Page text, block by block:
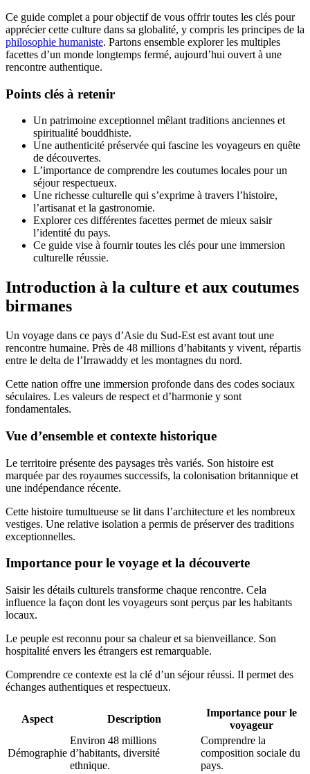
Ce guide complet a pour objectif de vous offrir toutes les clés pour
apprécier cette culture dans sa globalité, y compris les principes de la
philosophie humaniste. Partons ensemble explorer les multiples
facettes d’un monde longtemps fermé, aujourd’hui ouvert à une
rencontre authentique.
Points clés à retenir
Un patrimoine exceptionnel mêlant traditions anciennes et
spiritualité bouddhiste.
Une authenticité préservée qui fascine les voyageurs en quête
de découvertes.
L’importance de comprendre les coutumes locales pour un
séjour respectueux.
Une richesse culturelle qui s’exprime à travers l’histoire,
l’artisanat et la gastronomie.
Explorer ces différentes facettes permet de mieux saisir
l’identité du pays.
Ce guide vise à fournir toutes les clés pour une immersion
culturelle réussie.
Introduction à la culture et aux coutumes
birmanes
Un voyage dans ce pays d’Asie du Sud-Est est avant tout une
rencontre humaine. Près de 48 millions d’habitants y vivent, répartis
entre le delta de l’Irrawaddy et les montagnes du nord.
Cette nation offre une immersion profonde dans des codes sociaux
séculaires. Les valeurs de respect et d’harmonie y sont
fondamentales.
Vue d’ensemble et contexte historique
Le territoire présente des paysages très variés. Son histoire est
marquée par des royaumes successifs, la colonisation britannique et
une indépendance récente.
Cette histoire tumultueuse se lit dans l’architecture et les nombreux
vestiges. Une relative isolation a permis de préserver des traditions
exceptionnelles.
Importance pour le voyage et la découverte
Saisir les détails culturels transforme chaque rencontre. Cela
influence la façon dont les voyageurs sont perçus par les habitants
locaux.
Le peuple est reconnu pour sa chaleur et sa bienveillance. Son
hospitalité envers les étrangers est remarquable.
Comprendre ce contexte est la clé d’un séjour réussi. Il permet des
échanges authentiques et respectueux.
Aspect Description
Importance pour le
voyageur
Démographie
Environ 48 millions
d’habitants, diversité
ethnique.
Comprendre la
composition sociale du
pays.